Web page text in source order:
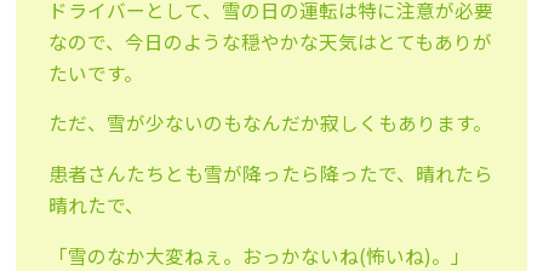
ドライバーとして、雪の日の運転は特に注意が必要
なので、今日のような穏やかな天気はとてもありが
たいです。
ただ、雪が少ないのもなんだか寂しくもあります。
患者さんたちとも雪が降ったら降ったで、晴れたら
晴れたで、
「雪のなか大変ねぇ。おっかないね(怖いね)。」